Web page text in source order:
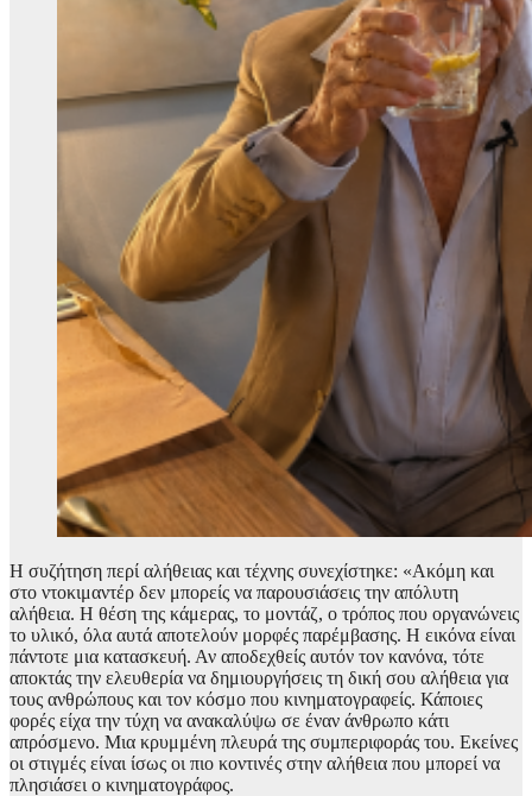
Η συζήτηση περί αλήθειας και τέχνης συνεχίστηκε: «Ακόμη και
στο ντοκιμαντέρ δεν μπορείς να παρουσιάσεις την απόλυτη
αλήθεια. Η θέση της κάμερας, το μοντάζ, ο τρόπος που οργανώνεις
το υλικό, όλα αυτά αποτελούν μορφές παρέμβασης. Η εικόνα είναι
πάντοτε μια κατασκευή. Αν αποδεχθείς αυτόν τον κανόνα, τότε
αποκτάς την ελευθερία να δημιουργήσεις τη δική σου αλήθεια για
τους ανθρώπους και τον κόσμο που κινηματογραφείς. Κάποιες
φορές είχα την τύχη να ανακαλύψω σε έναν άνθρωπο κάτι
απρόσμενο. Μια κρυμμένη πλευρά της συμπεριφοράς του. Εκείνες
οι στιγμές είναι ίσως οι πιο κοντινές στην αλήθεια που μπορεί να
πλησιάσει ο κινηματογράφος.